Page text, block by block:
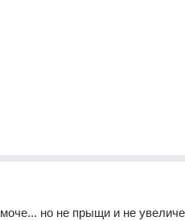
но не прыщи и не